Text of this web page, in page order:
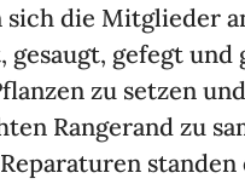
die Mitglieder
gefegt und
zu setzen
Range­rand zu
standen